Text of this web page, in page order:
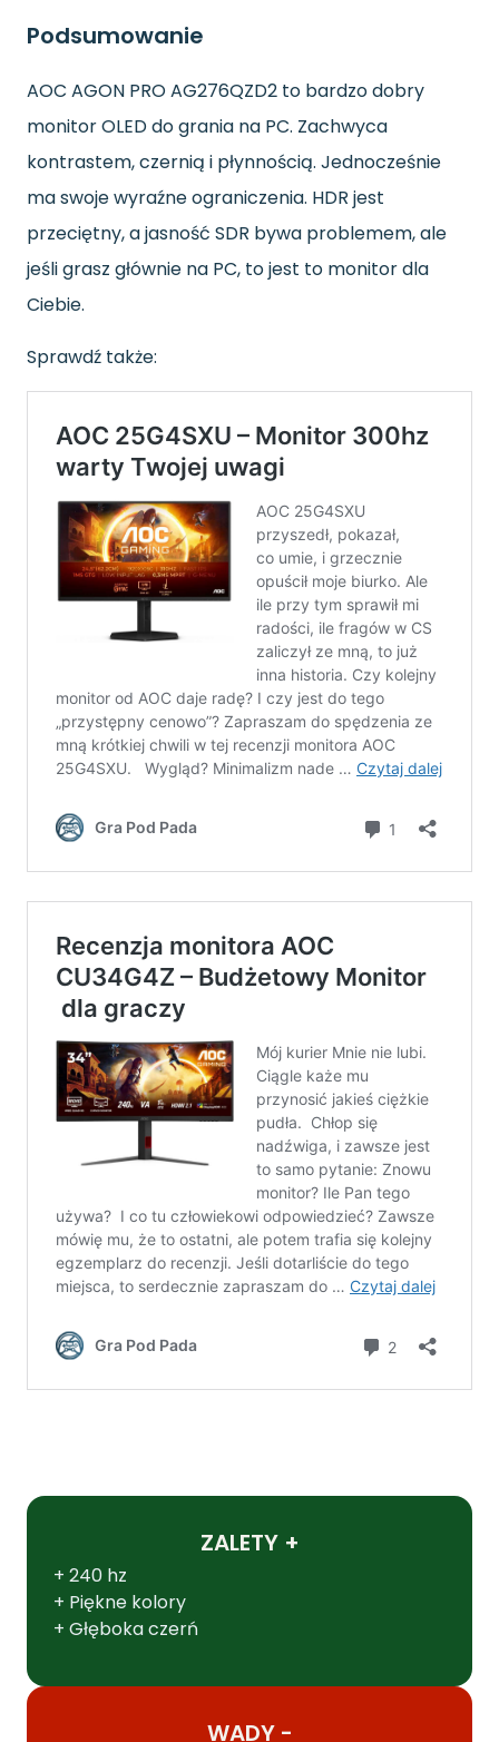
Podsumowanie
AOC AGON PRO AG276QZD2 to bardzo dobry
monitor OLED do grania na PC. Zachwyca
kontrastem, czernią i płynnością. Jednocześnie
ma swoje wyraźne ograniczenia. HDR jest
przeciętny, a jasność SDR bywa problemem, ale
jeśli grasz głównie na PC, to jest to monitor dla
Ciebie.
Sprawdź także:
ZALETY +
+ 240 hz
+ Piękne kolory
+ Głęboka czerń
WADY -